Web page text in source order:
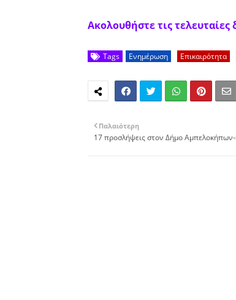
Ακολουθήστε τις
Tags Ενημέρωση Επικαιρότητα
Παλαιότερη
17 προσλήψεις στον Δήμο